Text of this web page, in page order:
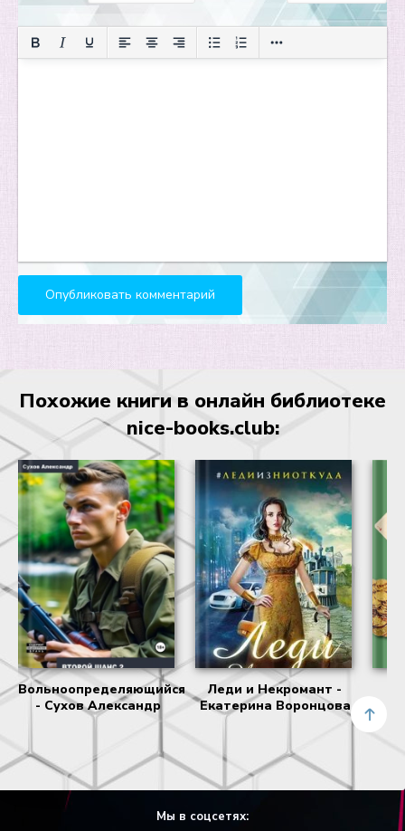
Глава 15
Глава 16
Похожие книги в онлайн библиотеке
nice-books.club:
Вольноопределяющийся
- Сухов Александр
Леди и Некромант -
Екатерина Воронцова
Мы в соцсетях: